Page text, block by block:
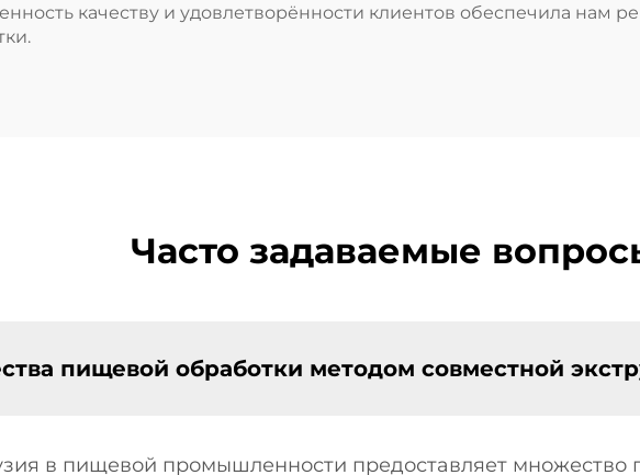
качеству и удовлетворённости клиентов обеспечила нам
Часто задаваемые
пищевой обработки методом совместной
в пищевой промышленности предоставляет множество